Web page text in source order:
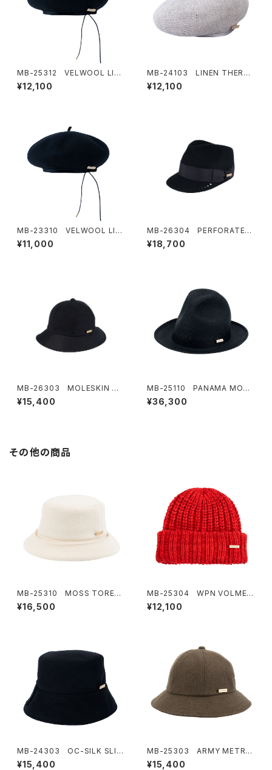
MB-25312 VELWOOL LIG
HT BERET
¥12,100
MB-24103 LINEN THERM
O BERET
¥12,100
MB-23310 VELWOOL LIG
HT BERET
¥11,000
MB-26304 PERFORATED
FEDRA CAP
¥18,700
MB-26303 MOLESKIN ME
RO HAT
¥15,400
MB-25110 PANAMA MOUN
TAIN HAT
¥36,300
その他の商品
MB-25310 MOSS TORER
O HAT
¥16,500
MB-25304 WPN VOLME K
NIT
¥12,100
MB-24303 OC-SILK SLIP
BRIM HAT
¥15,400
MB-25303 ARMY METRO
HAT
¥15,400